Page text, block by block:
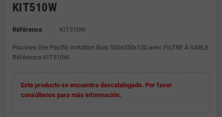
KIT510W
Référence KIT510W
Piscines Gre Pacific imitation Bois 500x350x120 avec FILTRE À SABLE
Référence KIT510W.
Este producto se encuentra descatalogado. Por favor
consúltenos para más información.